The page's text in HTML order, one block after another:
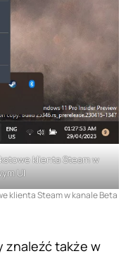
klienta Steam w
UI
klienta Steam w kanale Beta
znaleźć także w